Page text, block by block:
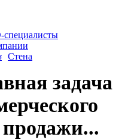
специалисты
Стена
задача
продажи...